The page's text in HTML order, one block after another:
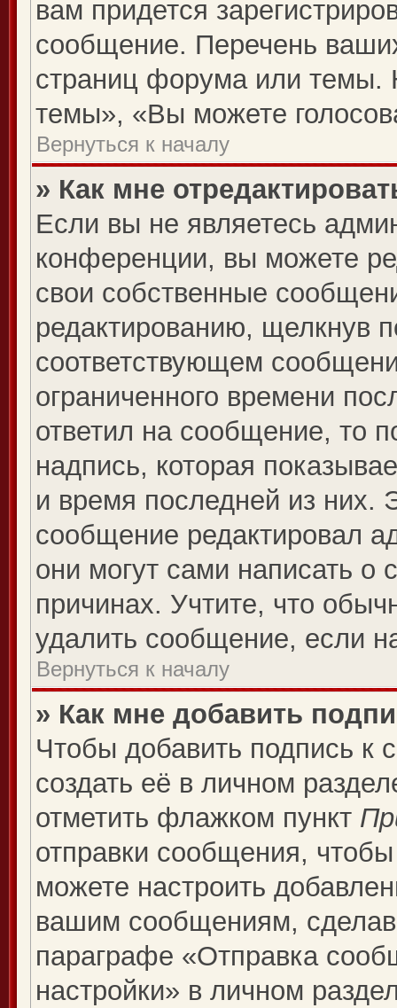
вам придется
сообщение. Перечень
страниц форума или темы.
темы», «Вы можете
Вернуться к началу
» Как мне
Если вы не являетесь
конференции, вы можете
свои собственные
редактированию, щелкнув
соответствующем
ограниченного времени
ответил на сообщение, то
надпись, которая
и время последней из них.
сообщение редактировал
они могут сами написать о
причинах. Учтите, что
удалить сообщение, если
Вернуться к началу
» Как мне добавить
Чтобы добавить подпись
создать её в личном
отметить флажком пункт
отправки сообщения,
можете настроить
вашим сообщениям,
параграфе «Отправка
настройки» в личном